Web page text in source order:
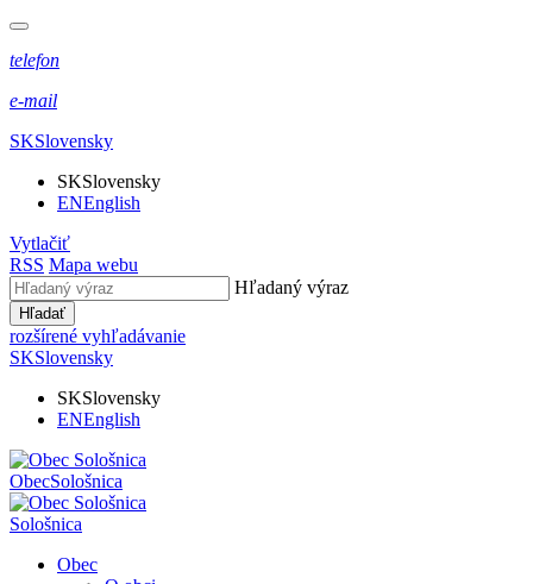
telefon
e-mail
SKSlovensky
SKSlovensky
ENEnglish
Vytlačiť
RSS Mapa webu
Hľadaný výraz
Hľadať
rozšírené vyhľadávanie
SKSlovensky
SKSlovensky
ENEnglish
ObecSološnica
Sološnica
Obec